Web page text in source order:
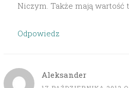
Niczym. Także mają
Odpowiedz
Aleksander